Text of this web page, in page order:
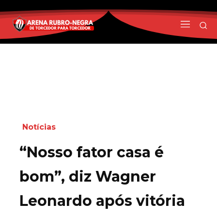
Notícias
“Nosso fator casa é
bom”, diz Wagner
Leonardo após vitória